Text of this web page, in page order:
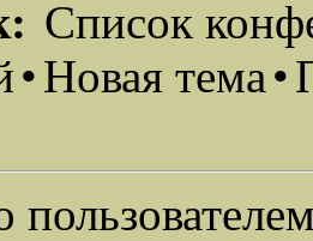
Список
•Новая тема•